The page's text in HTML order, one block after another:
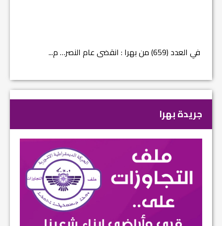
في العدد (659) من بهرا : انقضى عام النصر… م...
جريدة بهرا